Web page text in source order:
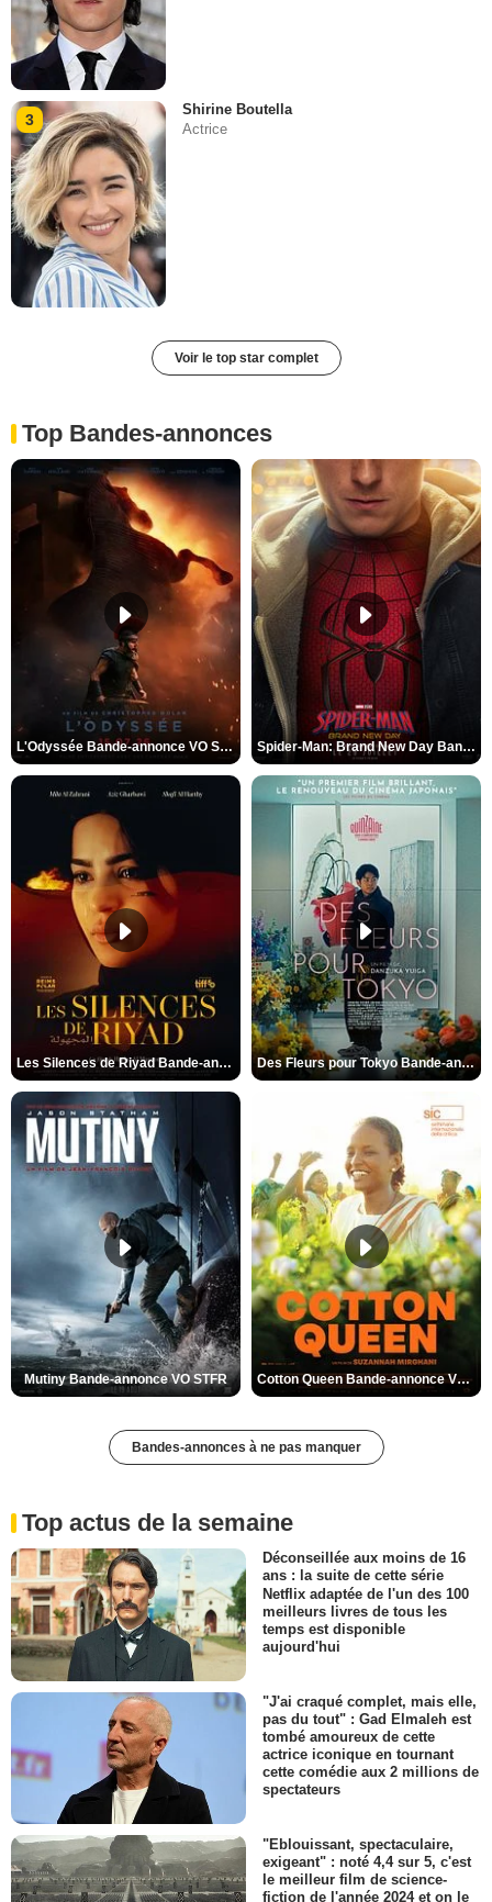
3
Shirine Boutella
Actrice
Voir le top star complet
Top Bandes-annonces
L'Odyssée Bande-annonce VO STFR Spider-Man: Brand New Day Bande-annonce VO STFR
Les Silences de Riyad Bande-annonce VO STFR Des Fleurs pour Tokyo Bande-annonce VO STFR
Mutiny Bande-annonce VO STFR Cotton Queen Bande-annonce VO STFR
Bandes-annonces à ne pas manquer
Top actus de la semaine
Déconseillée aux moins de 16
ans : la suite de cette série
Netflix adaptée de l'un des 100
meilleurs livres de tous les
temps est disponible
aujourd'hui
"J'ai craqué complet, mais elle,
pas du tout" : Gad Elmaleh est
tombé amoureux de cette
actrice iconique en tournant
cette comédie aux 2 millions de
spectateurs
"Eblouissant, spectaculaire,
exigeant" : noté 4,4 sur 5, c'est
le meilleur film de science-
fiction de l'année 2024 et on le